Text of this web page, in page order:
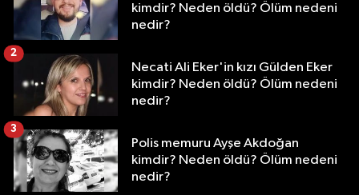
kimdir? Neden öldü? Ölüm nedeni
nedir?
Necati Ali Eker'in kızı Gülden Eker
kimdir? Neden öldü? Ölüm nedeni
nedir?
2
Polis memuru Ayşe Akdoğan
kimdir? Neden öldü? Ölüm nedeni
nedir?
3